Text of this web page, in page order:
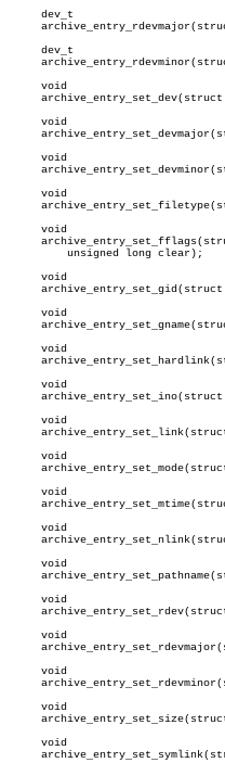
     dev_t
     dev_t
     void
     void
     void
     void
     void
     void
     void
     void
     void
     void
     void
     void
     void
     void
     void
     void
     void
     void
     void